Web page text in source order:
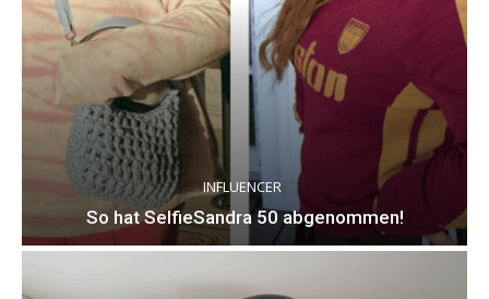
INFLUENCER
So hat SelfieSandra 50 abgenommen!